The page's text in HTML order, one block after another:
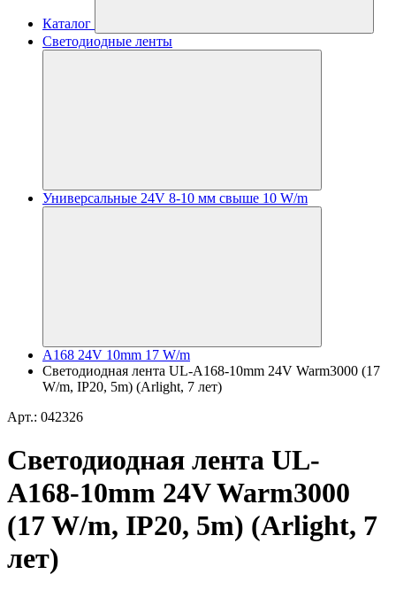
Каталог
Светодиодные ленты
Универсальные 24V 8-10 мм свыше 10 W/m
A168 24V 10mm 17 W/m
Светодиодная лента UL-A168-10mm 24V Warm3000 (17
W/m, IP20, 5m) (Arlight, 7 лет)
Арт.: 042326
Светодиодная лента UL-
A168-10mm 24V Warm3000
(17 W/m, IP20, 5m) (Arlight, 7
лет)